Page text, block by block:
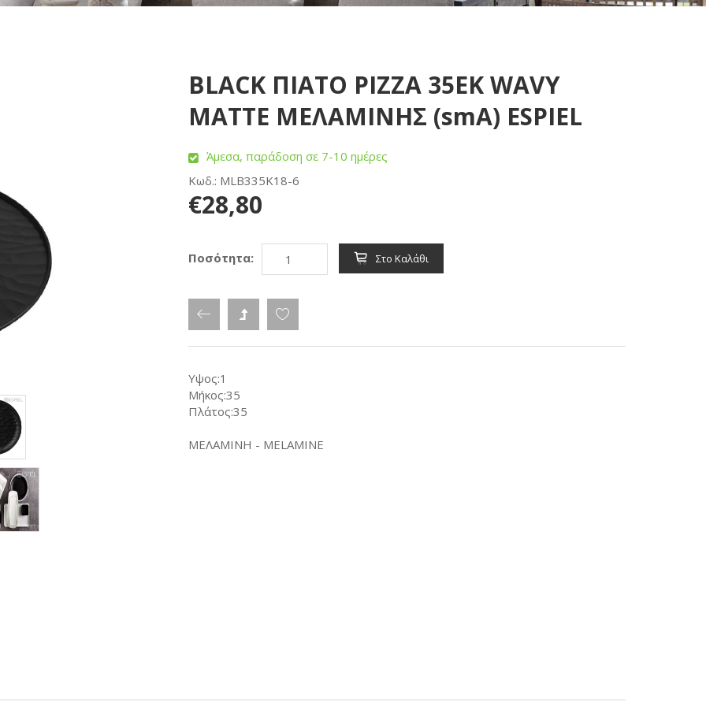
BLACK ΠΙΑΤΟ PIZZA 35ΕΚ WAVY
MATTE ΜΕΛΑΜΙΝΗΣ (smA) ESPIEL
Άμεσα, παράδοση σε 7-10 ημέρες
Κωδ.: MLB335K18-6
€28,80
Ποσότητα: Στο Καλάθι
Υψος:1
Μήκος:35
Πλάτος:35
ΜΕΛΑΜΙΝΗ - MELAMINE